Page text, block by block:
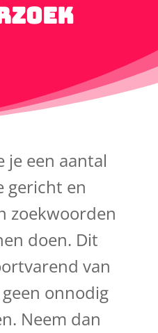
je een aantal
gericht en
zoekwoorden
doen. Dit
van
onnodig
Neem dan